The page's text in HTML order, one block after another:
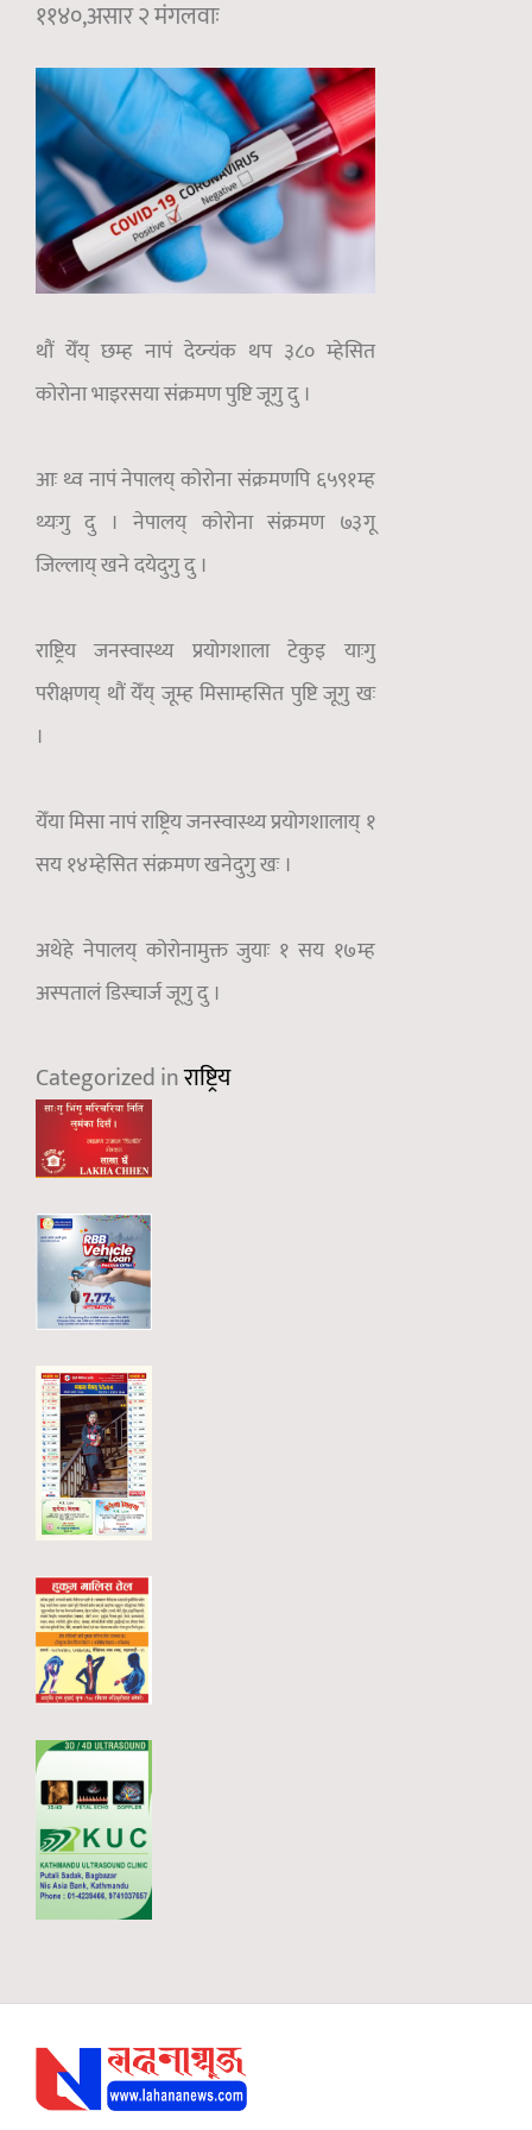
११४०,असार २ मंगलवाः
थौं येँय् छम्ह नापं देय्न्यंक थप ३८० म्हेसित
कोरोना भाइरसया संक्रमण पुष्टि जूगु दु ।
आः थ्व नापं नेपालय् कोरोना संक्रमणपि ६५९१म्ह
थ्यःगु दु । नेपालय् कोरोना संक्रमण ७३गू
जिल्लाय् खने दयेदुगु दु ।
राष्ट्रिय जनस्वास्थ्य प्रयोगशाला टेकुइ याःगु
परीक्षणय् थौं येँय् जूम्ह मिसाम्हसित पुष्टि जूगु खः
।
येँया मिसा नापं राष्ट्रिय जनस्वास्थ्य प्रयोगशालाय् १
सय १४म्हेसित संक्रमण खनेदुगु खः ।
अथेहे नेपालय् कोरोनामुक्त जुयाः १ सय १७म्ह
अस्पतालं डिस्चार्ज जूगु दु ।
Categorized inराष्ट्रिय